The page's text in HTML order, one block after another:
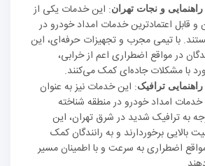
و نجات تهران: این خدمات یکی از
قابل اعتمادترین خدمات امداد خودرو در
با تیمی مجرب و تجهیزات حرفه‌ای، این
در مواقع اضطراری اعم از خرابی،
با مشکلات جاده‌ای کمک می‌کنند.
ترافیک: این خدمات نیز به عنوان
خدمات امداد خودرو در منطقه شناخته
به ترافیک شدید در شرق تهران، این
بالایی برخوردارند و به رانندگان کمک
اضطراری به سرعت و با اطمینان مسیر